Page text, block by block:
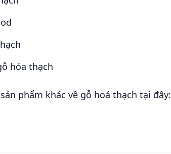
hóa thạch
phẩm khác về gỗ hoá thạch tại đây: